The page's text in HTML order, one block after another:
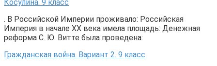
Косулина. 9 класс
. В Российской Империи проживало: Российская
Империя в начале ХХ века имела площадь: Денежная
реформа С. Ю. Витте была проведена:
Гражданская война. Вариант 2. 9 класс